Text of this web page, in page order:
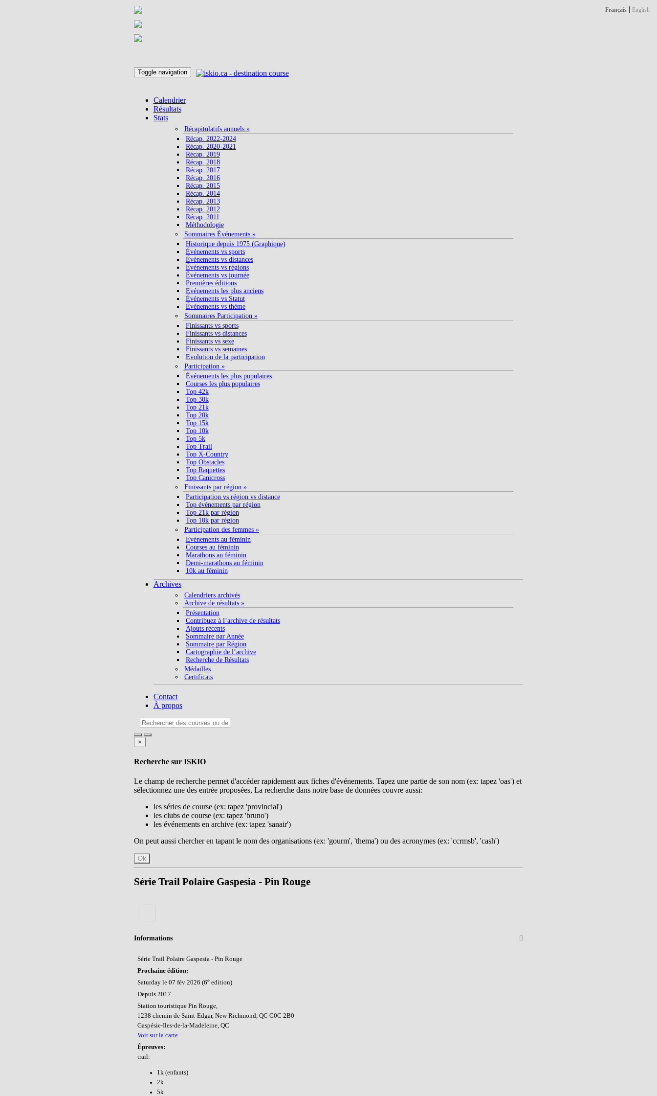
Toggle navigation
Calendrier
Résultats
Stats
Récapitulatifs annuels »
Récap. 2022-2024
Récap. 2020-2021
Récap. 2019
Récap. 2018
Récap. 2017
Récap. 2016
Récap. 2015
Récap. 2014
Récap. 2013
Récap. 2012
Récap. 2011
Méthodologie
Sommaires Événements »
Historique depuis 1975 (Graphique)
Événements vs sports
Événements vs distances
Événements vs régions
Événements vs journée
Premières éditions
Evénements les plus anciens
Événements vs Statut
Événements vs thème
Sommaires Participation »
Finissants vs sports
Finissants vs distances
Finissants vs sexe
Finissants vs semaines
Evolution de la participation
Participation »
Événements les plus populaires
Courses les plus populaires
Top 42k
Top 30k
Top 21k
Top 20k
Top 15k
Top 10k
Top 5k
Top Trail
Top X-Country
Top Obstacles
Top Raquettes
Top Canicross
Finissants par région »
Participation vs région vs distance
Top événements par région
Top 21k par région
Top 10k par région
Participation des femmes »
Evénements au féminin
Courses au féminin
Marathons au féminin
Demi-marathons au féminin
10k au féminin
Archives
Calendriers archivés
Archive de résultats »
Présentation
Contribuez à l’archive de résultats
Ajouts récents
Sommaire par Année
Sommaire par Région
Cartographie de l’archive
Recherche de Résultats
Médailles
Certificats
Contact
À propos
Français | English
×
Recherche sur ISKIO
Le champ de recherche permet d'accéder rapidement aux fiches d'événements. Tapez une partie de son nom (ex: tapez 'oas') et
sélectionnez une des entrée proposées, La recherche dans notre base de données couvre aussi:
les séries de course (ex: tapez 'provincial')
les clubs de course (ex: tapez 'bruno')
les événements en archive (ex: tapez 'sanair')
On peut aussi chercher en tapant le nom des organisations (ex: 'gourm', 'thema') ou des acronymes (ex: 'ccrmsb', 'cash')
Ok
Série Trail Polaire Gaspesia - Pin Rouge
Informations
Série Trail Polaire Gaspesia - Pin Rouge
Prochaine édition:
Saturday le 07 fév 2026 (6eedition)
Depuis 2017
Station touristique Pin Rouge,
1238 chemin de Saint-Edgar, New Richmond, QC G0C 2B0
Gaspésie-Iles-de-la-Madeleine, QC
Voir sur la carte
Épreuves:
trail:
1k (enfants)
2k
5k